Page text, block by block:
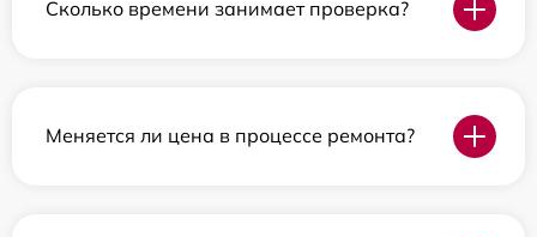
Сколько времени занимает проверка?
Меняется ли цена в процессе ремонта?